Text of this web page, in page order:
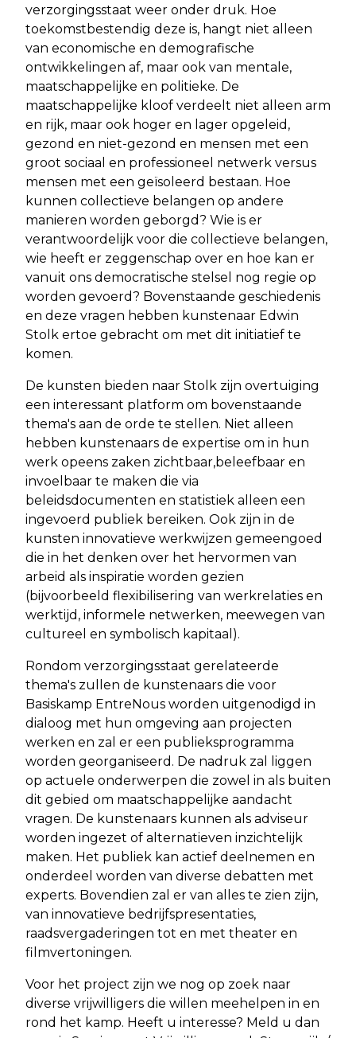
verzorgingsstaat weer onder druk. Hoe
toekomstbestendig deze is, hangt niet alleen
van economische en demografische
ontwikkelingen af, maar ook van mentale,
maatschappelijke en politieke. De
maatschappelijke kloof verdeelt niet alleen arm
en rijk, maar ook hoger en lager opgeleid,
gezond en niet-gezond en mensen met een
groot sociaal en professioneel netwerk versus
mensen met een geïsoleerd bestaan. Hoe
kunnen collectieve belangen op andere
manieren worden geborgd? Wie is er
verantwoordelijk voor die collectieve belangen,
wie heeft er zeggenschap over en hoe kan er
vanuit ons democratische stelsel nog regie op
worden gevoerd? Bovenstaande geschiedenis
en deze vragen hebben kunstenaar Edwin
Stolk ertoe gebracht om met dit initiatief te
komen.
De kunsten bieden naar Stolk zijn overtuiging
een interessant platform om bovenstaande
thema's aan de orde te stellen. Niet alleen
hebben kunstenaars de expertise om in hun
werk opeens zaken zichtbaar,beleefbaar en
invoelbaar te maken die via
beleidsdocumenten en statistiek alleen een
ingevoerd publiek bereiken. Ook zijn in de
kunsten innovatieve werkwijzen gemeengoed
die in het denken over het hervormen van
arbeid als inspiratie worden gezien
(bijvoorbeeld flexibilisering van werkrelaties en
werktijd, informele netwerken, meewegen van
cultureel en symbolisch kapitaal).
Rondom verzorgingsstaat gerelateerde
thema's zullen de kunstenaars die voor
Basiskamp EntreNous worden uitgenodigd in
dialoog met hun omgeving aan projecten
werken en zal er een publieksprogramma
worden georganiseerd. De nadruk zal liggen
op actuele onderwerpen die zowel in als buiten
dit gebied om maatschappelijke aandacht
vragen. De kunstenaars kunnen als adviseur
worden ingezet of alternatieven inzichtelijk
maken. Het publiek kan actief deelnemen en
onderdeel worden van diverse debatten met
experts. Bovendien zal er van alles te zien zijn,
van innovatieve bedrijfspresentaties,
raadsvergaderingen tot en met theater en
filmvertoningen.
Voor het project zijn we nog op zoek naar
diverse vrijwilligers die willen meehelpen in en
rond het kamp. Heeft u interesse? Meld u dan